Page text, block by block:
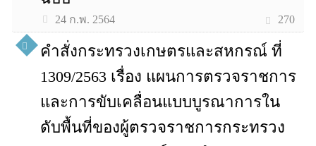
24 ก.พ. 2564 270
คำสั่งกระทรวงเกษตรและสหกรณ์ ที่
1309/2563 เรื่อง แผนการตรวจราชการ
และการขับเคลื่อนแบบบูรณาการใน
ดับพื้นที่ของผู้ตรวจราชการกระทรวง